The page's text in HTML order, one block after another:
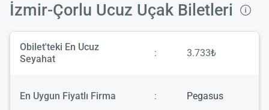
İzmir-Çorlu Ucuz Uçak Biletleri
Obilet'teki En Ucuz
Seyahat
: 3.733₺
En Uygun Fiyatlı Firma : Pegasus